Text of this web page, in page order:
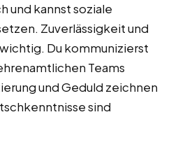
und kannst soziale
Zuverlässigkeit und
Du kommunizierst
Teams
und Geduld zeichnen
sind